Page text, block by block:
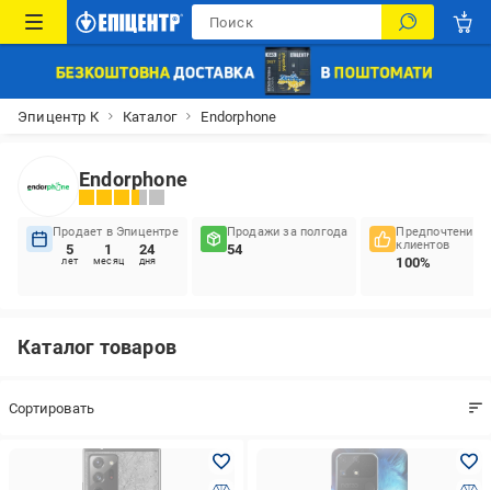
Эпицентр К Каталог Endorphone
Endorphone
Продает в Эпицентре
5
лет
1
месяц
24
дня
Продажи за полгода
54
Предпочтения
клиентов
100%
Каталог товаров
Coртировать